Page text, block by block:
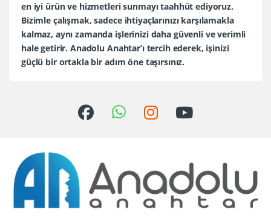
en iyi ürün ve hizmetleri sunmayı taahhüt ediyoruz.
Bizimle çalışmak, sadece ihtiyaçlarınızı karşılamakla
kalmaz, aynı zamanda işlerinizi daha güvenli ve verimli
hale getirir. Anadolu Anahtar’ı tercih ederek, işinizi
güçlü bir ortakla bir adım öne taşırsınız.